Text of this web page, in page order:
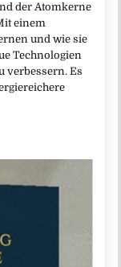
der Atomkerne
einem
und wie sie
Technologien
verbessern. Es